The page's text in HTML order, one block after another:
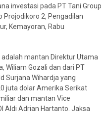
investasi pada PT Tani Group
Projodikoro 2, Pengadilan
Kemayoran, Rabu
mantan Direktur Utama
Wiliam Gozali dan dari PT
Surjana Wihardja yang
juta dolar Amerika Serikat
dan mantan Vice
Aldi Adrian Hartanto. Jaksa